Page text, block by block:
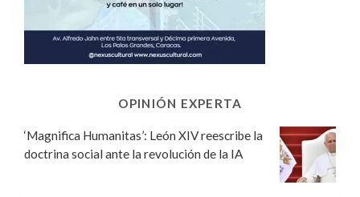
OPINIÓN EXPERTA
‘Magnifica Humanitas’: León XIV reescribe la
doctrina social ante la revolución de la IA